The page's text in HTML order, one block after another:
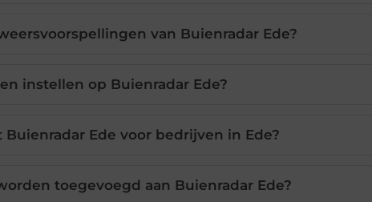
van Buienradar Ede?
instellen op Buienradar Ede?
Ede voor bedrijven in Ede?
toegevoegd aan Buienradar Ede?